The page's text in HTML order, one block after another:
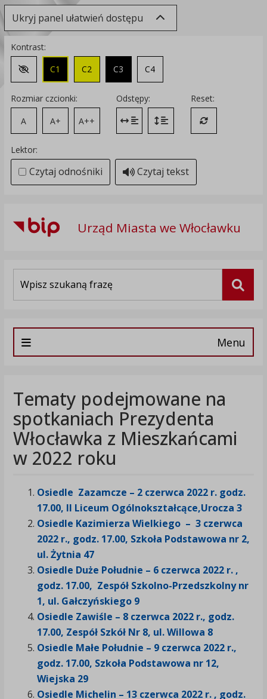
Ukryj panel ułatwień dostępu
Kontrast:
Zmień kontrast na domyślny
C1 C2 C3 C4
Rozmiar czcionki:
A
A+ A++
Odstępy:
Zmień odstęp między literami
Zmień interlinię i margines
Reset:
Przywróć
Lektor:
Czytaj odnośniki Czytaj tekst
Urząd Miasta we Włocławku
Menu
Tematy podejmowane na
spotkaniach Prezydenta
Włocławka z Mieszkańcami
w 2022 roku
Osiedle Zazamcze – 2 czerwca 2022 r. godz.
17.00, II Liceum Ogólnokształcące,Urocza 3
Osiedle Kazimierza Wielkiego – 3 czerwca
2022 r., godz. 17.00, Szkoła Podstawowa nr 2,
ul. Żytnia 47
Osiedle Duże Południe – 6 czerwca 2022 r. ,
godz. 17.00, Zespół Szkolno-Przedszkolny nr
1, ul. Gałczyńskiego 9
Osiedle Zawiśle – 8 czerwca 2022 r., godz.
17.00, Zespół Szkół Nr 8, ul. Willowa 8
Osiedle Małe Południe – 9 czerwca 2022 r.,
godz. 17.00, Szkoła Podstawowa nr 12,
Wiejska 29
Osiedle Michelin – 13 czerwca 2022 r. , godz.